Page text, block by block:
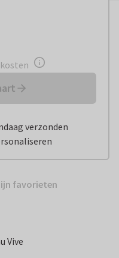
verzonden
favorieten
Vive